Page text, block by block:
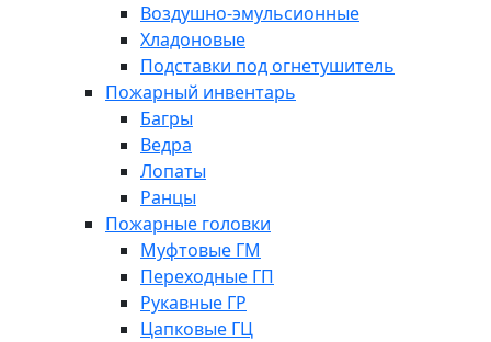
Воздушно-эмульсионные
Хладоновые
Подставки под огнетушитель
Пожарный инвентарь
Багры
Ведра
Лопаты
Ранцы
Пожарные головки
Муфтовые ГМ
Переходные ГП
Рукавные ГР
Цапковые ГЦ